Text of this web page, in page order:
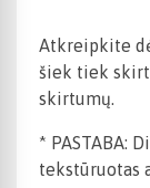
Atkreipkite
šiek tiek
skirtumų.
* PASTABA:
tekstūruotas